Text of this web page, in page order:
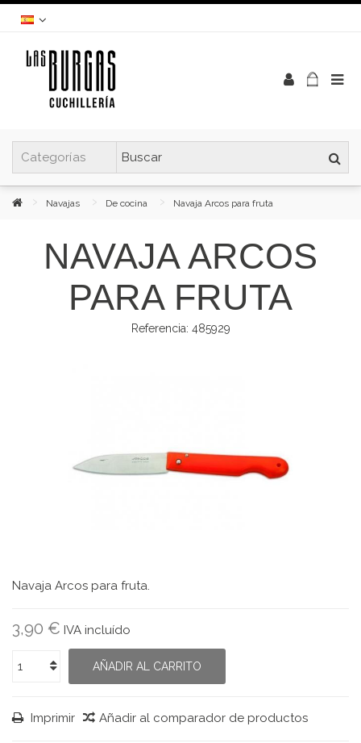
Navajas De cocina Navaja Arcos para fruta
NAVAJA ARCOS
PARA FRUTA
Referencia: 485929
Navaja Arcos para fruta.
3,90 € IVA incluído
AÑADIR AL CARRITO
Imprimir Añadir al comparador de productos